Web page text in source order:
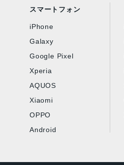
スマートフォン
iPhone
Galaxy
Google Pixel
Xperia
AQUOS
Xiaomi
OPPO
Android